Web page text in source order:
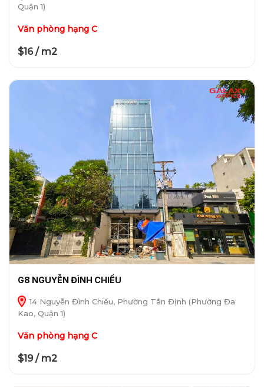
Quận 1)
Văn phòng hạng C
$16 / m2
G8 NGUYỄN ĐÌNH CHIỂU
14 Nguyễn Đình Chiểu, Phường Tân Định (Phường Đa
Kao, Quận 1)
Văn phòng hạng C
$19 / m2